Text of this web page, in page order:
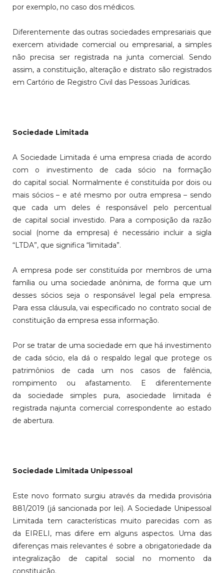
por exemplo, no caso dos médicos.
Diferentemente das outras sociedades empresariais que
exercem atividade comercial ou empresarial, a simples
não precisa ser registrada na junta comercial. Sendo
assim, a constituição, alteração e distrato são registrados
em Cartório de Registro Civil das Pessoas Jurídicas.
Sociedade Limitada
A Sociedade Limitada é uma empresa criada de acordo
com o investimento de cada sócio na formação
do capital social. Normalmente é constituída por dois ou
mais sócios – e até mesmo por outra empresa – sendo
que cada um deles é responsável pelo percentual
de capital social investido. Para a composição da razão
social (nome da empresa) é necessário incluir a sigla
“LTDA”, que significa “limitada”.
A empresa pode ser constituída por membros de uma
família ou uma sociedade anônima, de forma que um
desses sócios seja o responsável legal pela empresa.
Para essa cláusula, vai especificado no contrato social de
constituição da empresa essa informação.
Por se tratar de uma sociedade em que há investimento
de cada sócio, ela dá o respaldo legal que protege os
patrimônios de cada um nos casos de falência,
rompimento ou afastamento. E diferentemente
da sociedade simples pura, asociedade limitada é
registrada najunta comercial correspondente ao estado
de abertura.
Sociedade Limitada Unipessoal
Este novo formato surgiu através da medida provisória
881/2019 (já sancionada por lei). A Sociedade Unipessoal
Limitada tem características muito parecidas com as
da EIRELI, mas difere em alguns aspectos. Uma das
diferenças mais relevantes é sobre a obrigatoriedade da
integralização de capital social no momento da
constituição.